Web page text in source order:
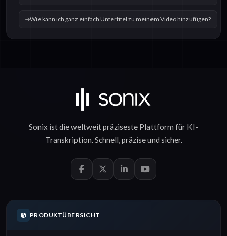
Wie kann ich ganz einfach Untertitel zu meinem Video hinzufügen?
Sonix ist die weltweit präziseste Plattform für KI-
Transkription.Schnell,präziseund sicher.
PRODUKTÜBERSICHT